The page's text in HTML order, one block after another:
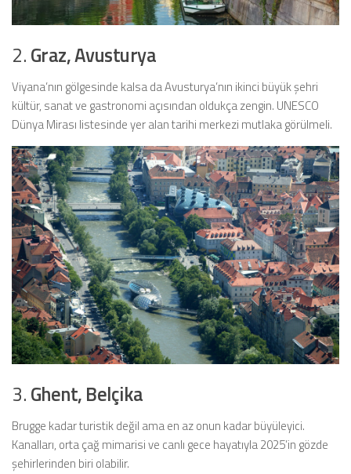
2.Graz, Avusturya
Viyana’nın gölgesinde kalsa da Avusturya’nın ikinci büyük şehri
kültür, sanat ve gastronomi açısından oldukça zengin. UNESCO
Dünya Mirası listesinde yer alan tarihi merkezi mutlaka görülmeli.
3.Ghent, Belçika
Brugge kadar turistik değil ama en az onun kadar büyüleyici.
Kanalları, orta çağ mimarisi ve canlı gece hayatıyla 2025’in gözde
şehirlerinden biri olabilir.